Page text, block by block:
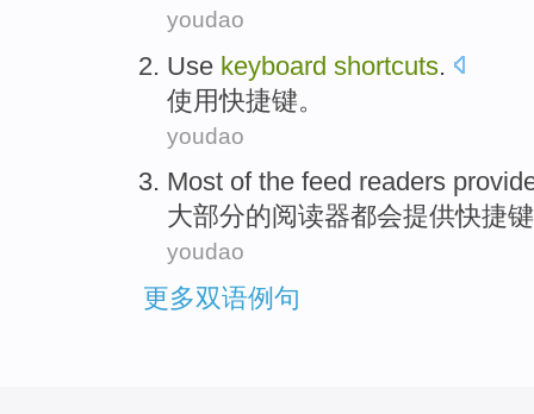
youdao
Use keyboard shortcuts.
使用快捷键。
youdao
Most of the feed readers
大部分的阅读器都会提供快捷
youdao
更多双语例句